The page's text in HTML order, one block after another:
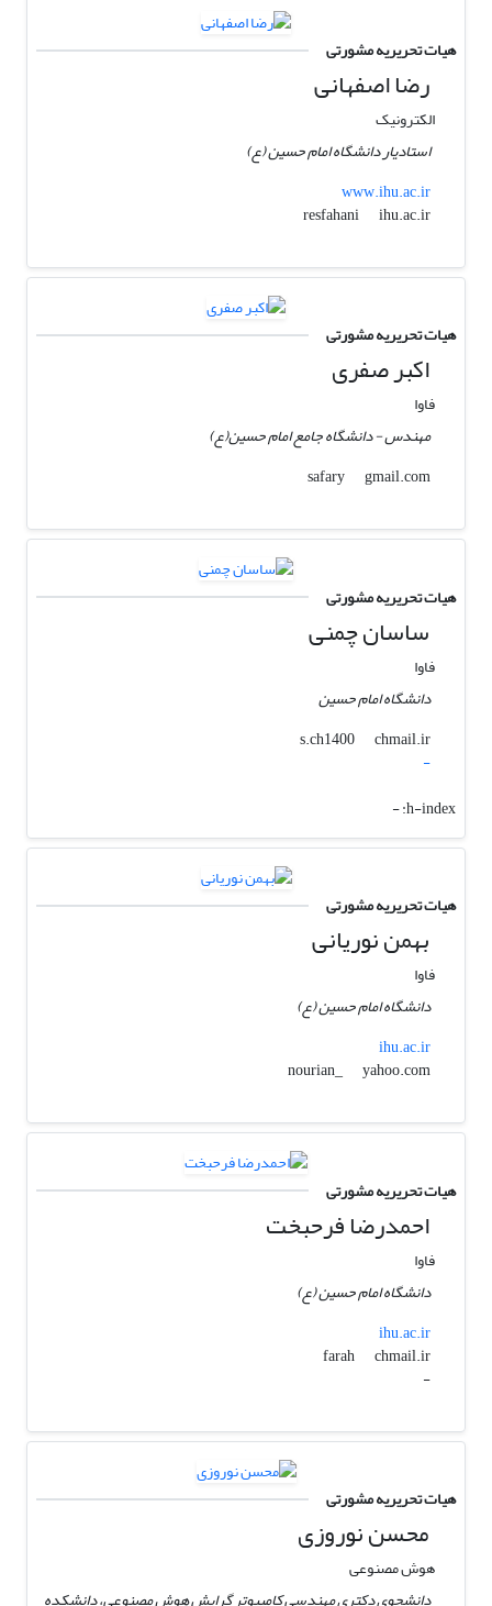
هیات تحریریه مشورتی
رضا اصفهانی
الکترونیک
استادیار دانشگاه امام حسین (ع)
www.ihu.ac.ir
resfahani
ihu.ac.ir
هیات تحریریه مشورتی
اکبر صفری
فاوا
مهندس - دانشگاه جامع امام حسین(ع)
safary
gmail.com
هیات تحریریه مشورتی
ساسان چمنی
فاوا
دانشگاه امام حسین
s.ch1400
chmail.ir
-
h-index:
-
هیات تحریریه مشورتی
بهمن نوریانی
فاوا
دانشگاه امام حسین (ع)
ihu.ac.ir
nourian_
yahoo.com
هیات تحریریه مشورتی
احمدرضا فرحبخت
فاوا
دانشگاه امام حسین (ع)
ihu.ac.ir
farah
chmail.ir
-
هیات تحریریه مشورتی
محسن نوروزی
هوش مصنوعی